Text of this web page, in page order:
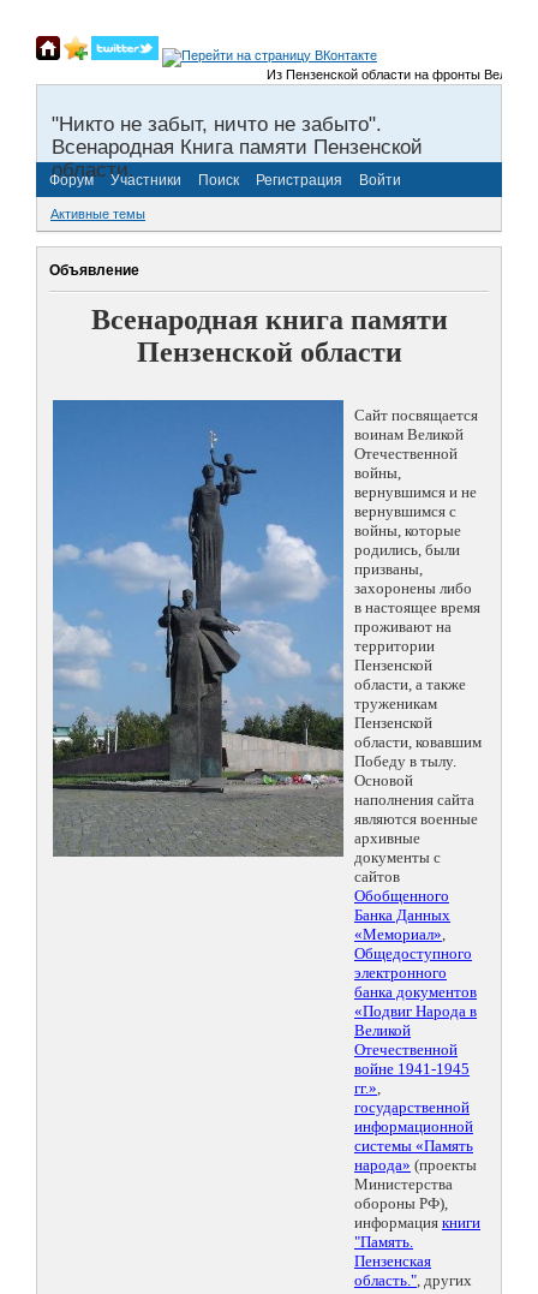
Из Пензенской области на фронты Великой
"Никто не забыт, ничто не забыто".
Всенародная Книга памяти Пензенской
области.
Форум Участники Поиск Регистрация Войти
Активные темы
Объявление
Всенародная книга памяти
Пензенской области
Сайт посвящается
воинам Великой
Отечественной
войны,
вернувшимся и не
вернувшимся с
войны, которые
родились, были
призваны,
захоронены либо
в настоящее время
проживают на
территории
Пензенской
области, а также
труженикам
Пензенской
области, ковавшим
Победу в тылу.
Основой
наполнения сайта
являются военные
архивные
документы с
сайтов
Обобщенного
Банка Данных
«Мемориал»,
Общедоступного
электронного
банка документов
«Подвиг Народа в
Великой
Отечественной
войне 1941-1945
гг.»,
государственной
информационной
системы «Память
народа» (проекты
Министерства
обороны РФ),
информация книги
"Память.
Пензенская
область.", других